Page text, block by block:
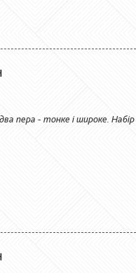
пера - тонке і широке. Набір